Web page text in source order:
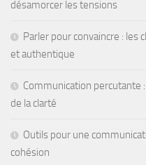
désamorcer les tensions
Parler pour convaincre : les
et authentique
Communication percutante
de la clarté
Outils pour une
cohésion